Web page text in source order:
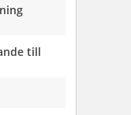
till